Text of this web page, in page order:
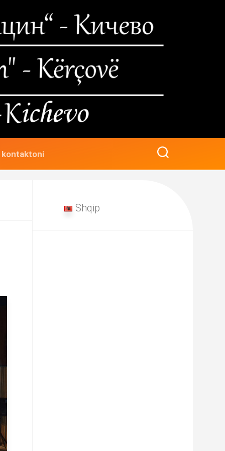
kontaktoni
Shqip